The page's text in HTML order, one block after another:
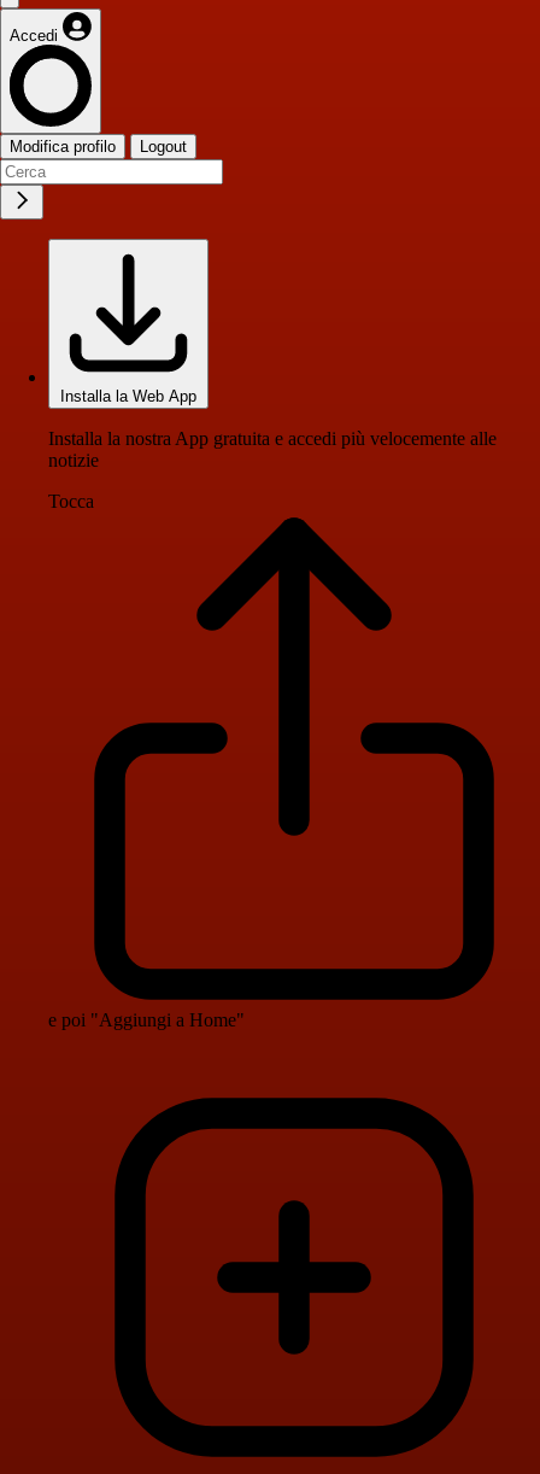
Accedi
Modifica profilo Logout
Installa la Web App
Installa la nostra App gratuita e accedi più velocemente alle
notizie
Tocca
e poi "Aggiungi a Home"